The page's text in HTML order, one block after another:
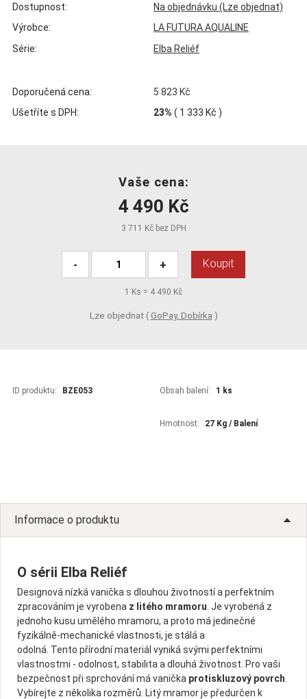
Dostupnost:
Na objednávku (Lze objednat)
Výrobce:
LA FUTURA AQUALINE
Série:
Elba Reliéf
Doporučená cena:
5 823 Kč
Ušetříte s DPH:
23% ( 1 333 Kč )
Vaše cena:
4 490 Kč
3 711 Kč bez DPH
- + Koupit
1 Ks = 4 490 Kč
Lze objednat ( GoPay, Dobírka )
ID produktu: BZE053 Obsah balení: 1 ks
Hmotnost: 27 Kg / Balení
Informace o produktu
O sérii Elba Reliéf
Designová nízká vanička s dlouhou životností a perfektním
zpracováním je vyrobena z litého mramoru . Je vyrobená z
jednoho kusu umělého mramoru, a proto má jedinečné
fyzikálně-mechanické vlastnosti, je stálá a
odolná. Tento přírodní materiál vyniká svými perfektními
vlastnostmi - odolnost, stabilita a dlouhá životnost. Pro vaši
bezpečnost při sprchování má vanička protiskluzový povrch
Vybírejte z několika rozměrů. Litý mramor je předurčen k